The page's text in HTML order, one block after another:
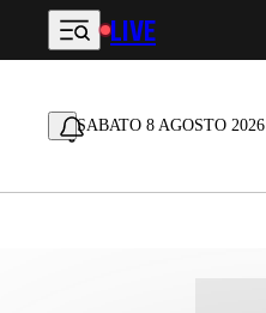
Vai al contenuto principale
LIVE
SABATO 8 AGOSTO 2026